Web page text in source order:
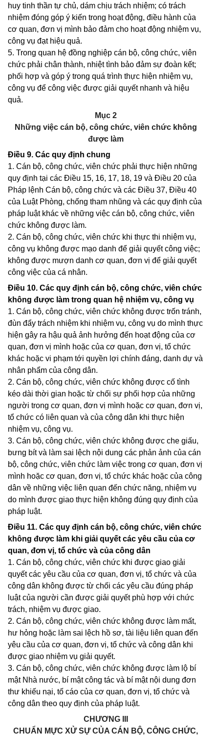
huy tinh thần tự chủ, dám chịu trách nhiệm; có trách
nhiệm đóng góp ý kiến trong hoạt động, điều hành của
cơ quan, đơn vị mình bảo đảm cho hoạt động nhiệm vụ,
công vụ đạt hiệu quả.
5. Trong quan hệ đồng nghiệp cán bộ, công chức, viên
chức phải chân thành, nhiệt tình bảo đảm sự đoàn kết;
phối hợp và góp ý trong quá trình thực hiện nhiệm vụ,
công vụ để công việc được giải quyết nhanh và hiệu
quả.
Mục 2
Những việc cán bộ, công chức, viên chức không
được làm
Điều 9. Các quy định chung
1. Cán bộ, công chức, viên chức phải thực hiện những
quy định tại các Điều 15, 16, 17, 18, 19 và Điều 20 của
Pháp lệnh Cán bộ, công chức và các Điều 37, Điều 40
của Luật Phòng, chống tham nhũng và các quy định của
pháp luật khác về những việc cán bộ, công chức, viên
chức không được làm.
2. Cán bộ, công chức, viên chức khi thực thi nhiệm vụ,
công vụ không được mạo danh để giải quyết công việc;
không được mượn danh cơ quan, đơn vị để giải quyết
công việc của cá nhân.
Điều 10. Các quy định cán bộ, công chức, viên chức
không được làm trong quan hệ nhiệm vụ, công vụ
1. Cán bộ, công chức, viên chức không được trốn tránh,
đùn đẩy trách nhiệm khi nhiệm vụ, công vụ do mình thực
hiện gây ra hậu quả ảnh hưởng đến hoạt động của cơ
quan, đơn vị mình hoặc của cơ quan, đơn vị, tổ chức
khác hoặc vi phạm tới quyền lợi chính đáng, danh dự và
nhân phẩm của công dân.
2. Cán bộ, công chức, viên chức không được cố tình
kéo dài thời gian hoặc từ chối sự phối hợp của những
người trong cơ quan, đơn vị mình hoặc cơ quan, đơn vị,
tổ chức có liên quan và của công dân khi thực hiện
nhiệm vụ, công vụ.
3. Cán bộ, công chức, viên chức không được che giấu,
bưng bít và làm sai lệch nội dung các phản ảnh của cán
bộ, công chức, viên chức làm việc trong cơ quan, đơn vị
mình hoặc cơ quan, đơn vị, tổ chức khác hoặc của công
dân về những việc liên quan đến chức năng, nhiệm vụ
do mình được giao thực hiện không đúng quy định của
pháp luật.
Điều 11. Các quy định cán bộ, công chức, viên chức
không được làm khi giải quyết các yêu cầu của cơ
quan, đơn vị, tổ chức và của công dân
1. Cán bộ, công chức, viên chức khi được giao giải
quyết các yêu cầu của cơ quan, đơn vị, tổ chức và của
công dân không được từ chối các yêu cầu đúng pháp
luật của người cần được giải quyết phù hợp với chức
trách, nhiệm vụ được giao.
2. Cán bộ, công chức, viên chức không được làm mất,
hư hỏng hoặc làm sai lệch hồ sơ, tài liệu liên quan đến
yêu cầu của cơ quan, đơn vị, tổ chức và công dân khi
được giao nhiệm vụ giải quyết.
3. Cán bộ, công chức, viên chức không được làm lộ bí
mật Nhà nước, bí mật công tác và bí mật nội dung đơn
thư khiếu nại, tố cáo của cơ quan, đơn vị, tổ chức và
công dân theo quy định của pháp luật.
CHƯƠNG III
CHUẨN MỰC XỬ SỰ CỦA CÁN BỘ, CÔNG CHỨC,